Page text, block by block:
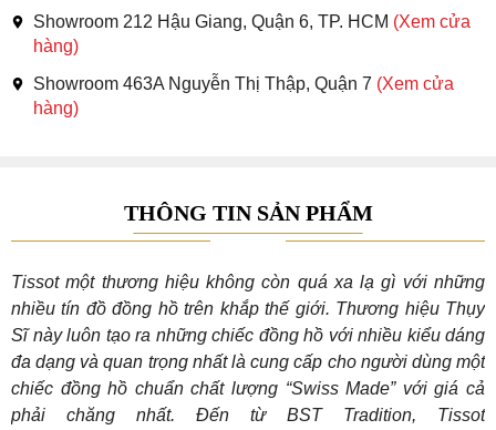
Showroom 212 Hậu Giang, Quận 6, TP. HCM (Xem cửa
hàng)
Showroom 463A Nguyễn Thị Thập, Quận 7 (Xem cửa
hàng)
THÔNG TIN SẢN PHẨM
Tissot một thương hiệu không còn quá xa lạ gì với những
nhiều tín đồ đồng hồ trên khắp thế giới. Thương hiệu Thụy
Sĩ này luôn tạo ra những chiếc đồng hồ với nhiều kiểu dáng
đa dạng và quan trọng nhất là cung cấp cho người dùng một
chiếc đồng hồ chuẩn chất lượng “Swiss Made” với giá cả
phải chăng nhất. Đến từ BST Tradition, Tissot